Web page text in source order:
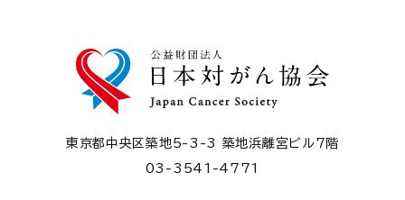
東京都中央区築地5-3-3 築地浜離宮ビル7階
03-3541-4771